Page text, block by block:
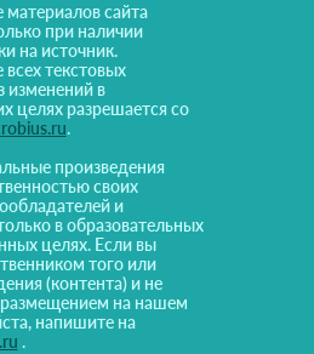
материалов сайта
при наличии
на источник.
текстовых
изменений в
целях разрешается со
.
произведения
своих
и
в образовательных
целях. Если вы
того или
(контента) и не
размещением на нашем
напишите на
.